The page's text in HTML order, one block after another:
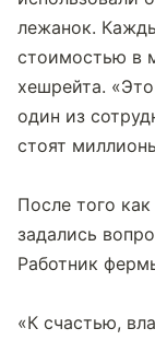
лежанок.
стоимостью в
хешрейта.
один из
стоят
После того
задались
Работник
«К счастью,